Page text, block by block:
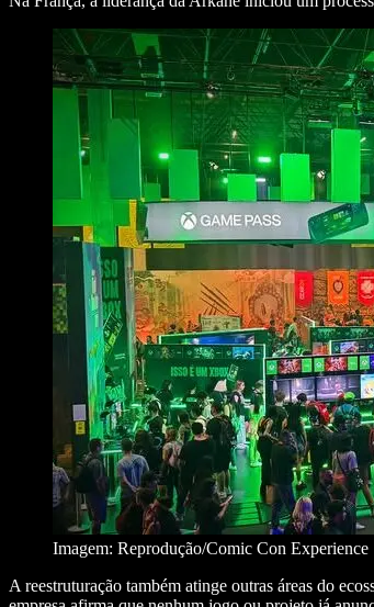
Imagem: Reprodução/Comic Con Experience
A reestruturação também atinge outras áreas do